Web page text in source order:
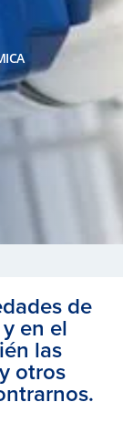
de
en el
las
otros